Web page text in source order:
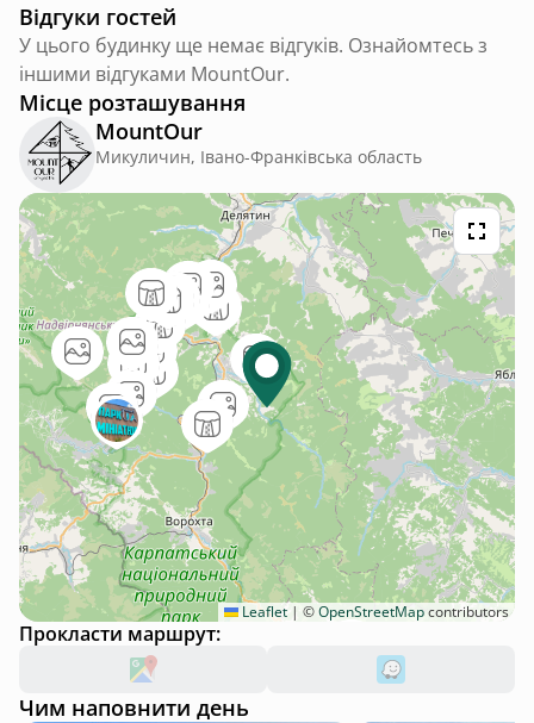
Відгуки гостей
У цього будинку ще немає відгуків. Ознайомтесь з
іншими відгуками MountOur.
Місце розташування
MountOur
Микуличин, Івано-Франківська область
Leaflet | ©OpenStreetMapcontributors
Прокласти маршрут:
Чим наповнити день